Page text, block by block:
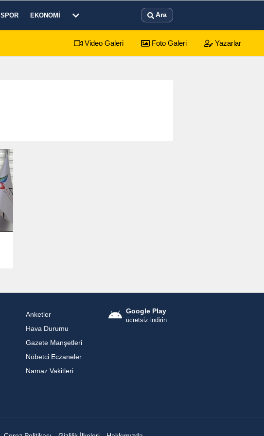
SPOR EKONOMI Ara
Video Galeri Foto Galeri Yazarlar
Anketler
Hava Durumu
Gazete Manşetleri
Nöbetci Eczaneler
Namaz Vakitleri
Google Play
ücretsiz indirin